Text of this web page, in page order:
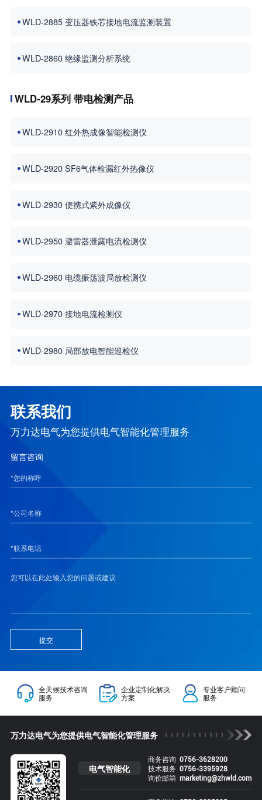
WLD-2885 变压器铁芯接地电流监测装置
WLD-2860 绝缘监测分析系统
WLD-29系列 带电检测产品
WLD-2910 红外热成像智能检测仪
WLD-2920 SF6气体检漏红外热像仪
WLD-2930 便携式紫外成像仪
WLD-2950 避雷器泄露电流检测仪
WLD-2960 电缆振荡波局放检测仪
WLD-2970 接地电流检测仪
WLD-2980 局部放电智能巡检仪
联系我们
万力达电气为您提供电气智能化管理服务
留言咨询
提交
全天候技术咨询
服务
企业定制化解决
方案
专业客户顾问
服务
万力达电气为您提供电气智能化管理服务
电气智能化
商务咨询 0756-3628200
技术服务 0756-3395928
询价邮箱 marketing@zhwld.com